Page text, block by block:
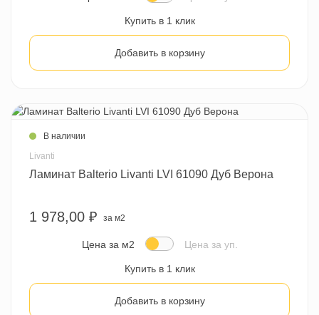
Купить в 1 клик
Добавить в корзину
В наличии
Livanti
Ламинат Balterio Livanti LVI 61090 Дуб Верона
1 978,00 ₽ за м2
Цена за м2 Цена за уп.
Купить в 1 клик
Добавить в корзину